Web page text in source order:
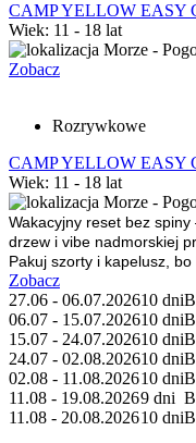
CAMP YELLOW EASY
Wiek: 11 - 18 lat
Morze -
Zobacz
Rozrywkowe
CAMP YELLOW EASY
Wiek: 11 - 18 lat
Morze -
Wakacyjny reset bez
drzew i vibe nadmorskiej
Pakuj szorty i kapelusz,
Zobacz
27.06 - 06.07.202610 dni
06.07 - 15.07.202610 dni
15.07 - 24.07.202610 dni
24.07 - 02.08.202610 dni
02.08 - 11.08.202610 dni
11.08 - 19.08.20269 dni
11.08 - 20.08.202610 dni